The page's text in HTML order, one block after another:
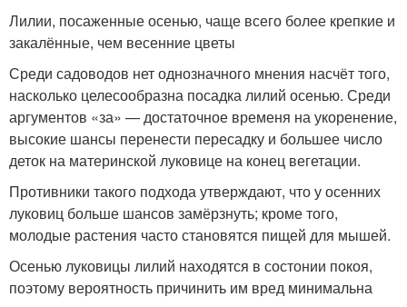
Лилии, посаженные осенью, чаще всего более крепкие и
закалённые, чем весенние цветы
Среди садоводов нет однозначного мнения насчёт того,
насколько целесообразна посадка лилий осенью. Среди
аргументов «за» — достаточное временя на укоренение,
высокие шансы перенести пересадку и большее число
деток на материнской луковице на конец вегетации.
Противники такого подхода утверждают, что у осенних
луковиц больше шансов замёрзнуть; кроме того,
молодые растения часто становятся пищей для мышей.
Осенью луковицы лилий находятся в состонии покоя,
поэтому вероятность причинить им вред минимальна